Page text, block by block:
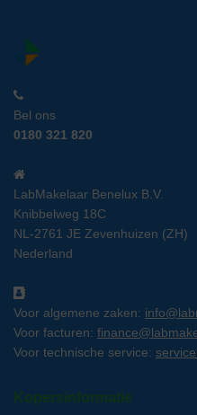
Bel ons
0180 321 820
LabMakelaar Benelux B.V.
Knibbelweg 18C
NL-2761 JE Zevenhuizen (ZH)
Nederland
Voor algemene zaken:
Voor facturen:
Voor technische service:
Kopersinformatie